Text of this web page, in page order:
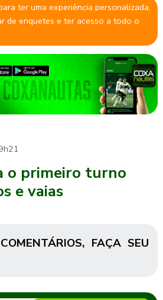
ter uma experiência personalizada,
de enquetes e ter acesso a todo o
o primeiro turno
e vaias
FAÇA SEU